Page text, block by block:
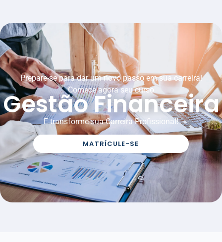
Prepare-se para dar um novo passo em sua carreira!
Comece agora seu curso
Gestão Financeira
E transforme sua Carreira Profissional!
MATRÍCULE-SE